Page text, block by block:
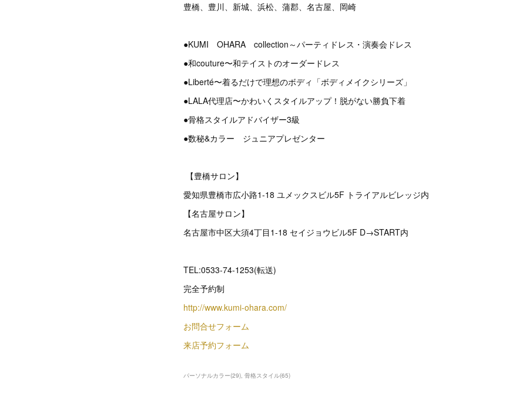
豊橋、豊川、新城、浜松、蒲郡、名古屋、岡崎
●KUMI OHARA collection～パーティドレス・演奏会ドレス
●和couture〜和テイストのオーダードレス
●Liberté〜着るだけで理想のボディ「ボディメイクシリーズ」
●LALA代理店〜かわいくスタイルアップ！脱がない勝負下着
●骨格スタイルアドバイザー3級
●数秘&カラー ジュニアプレゼンター
【豊橋サロン】
愛知県豊橋市広小路1-18 ユメックスビル5F トライアルビレッジ内
【名古屋サロン】
名古屋市中区大須4丁目1-18 セイジョウビル5F D→START内
TEL:0533-74-1253(転送)
完全予約制
http://www.kumi-ohara.com/
お問合せフォーム
来店予約フォーム
パーソナルカラー(29) 骨格スタイル(65)